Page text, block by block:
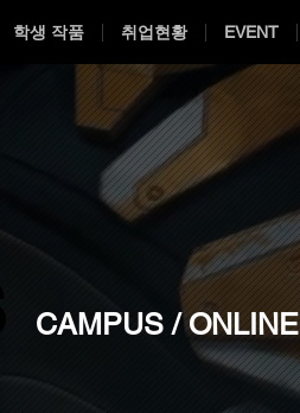
학생 작품 취업현황 EVENT
CAMPUS / ONLINE